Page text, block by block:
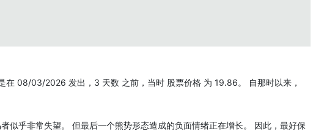
在 08/03/2026 发出，3 天数 之前，当时 股票价格 为 19.86。 自那时以来，
似乎非常失望。 但最后一个熊势形态造成的负面情绪正在增长。 因此，最好保